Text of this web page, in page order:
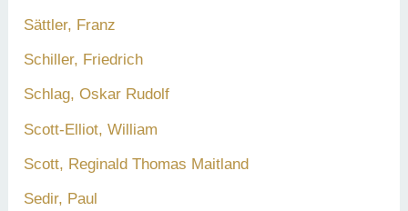
Sättler, Franz
Schiller, Friedrich
Schlag, Oskar Rudolf
Scott-Elliot, William
Scott, Reginald Thomas Maitland
Sedir, Paul